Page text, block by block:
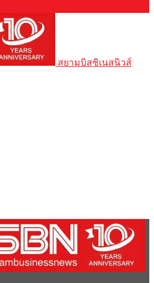
สยามบิสซิเนสนิวส์